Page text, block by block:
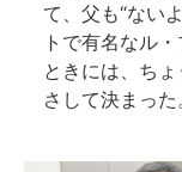
て、父も“ない
トで有名なル
ときには、ち
さして決まっ